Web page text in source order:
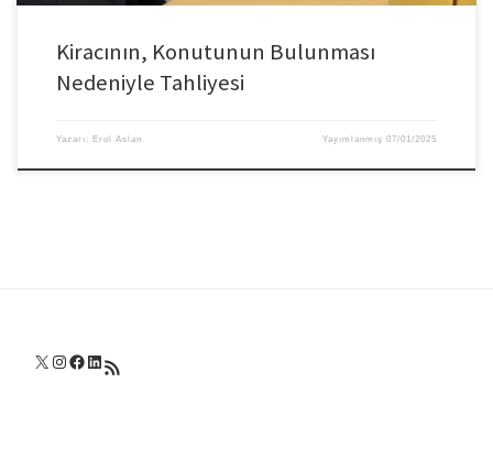
Kiracının, Konutunun Bulunması
Nedeniyle Tahliyesi
Yazarı: Erol Aslan Yayımlanmış07/01/2025
X Instagram
Facebook
LinkedIn
RSS akışı